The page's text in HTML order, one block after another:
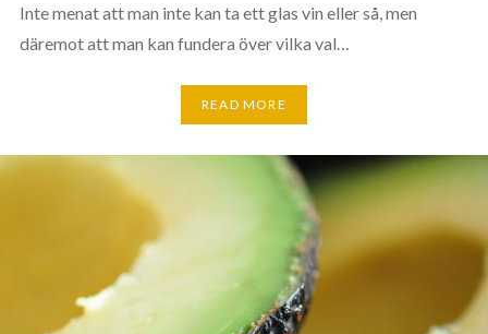
Inte menat att man inte kan ta ett glas vin eller så, men
däremot att man kan fundera över vilka val…
READ MORE